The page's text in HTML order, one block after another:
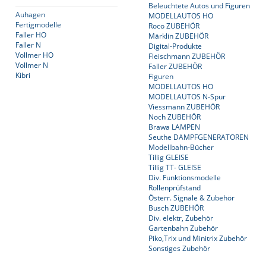
Auhagen
Fertigmodelle
Faller HO
Faller N
Vollmer HO
Vollmer N
Kibri
Beleuchtete Autos und Figuren
MODELLAUTOS HO
Roco ZUBEHÖR
Märklin ZUBEHÖR
Digital-Produkte
Fleischmann ZUBEHÖR
Faller ZUBEHÖR
Figuren
MODELLAUTOS HO
MODELLAUTOS N-Spur
Viessmann ZUBEHÖR
Noch ZUBEHÖR
Brawa LAMPEN
Seuthe DAMPFGENERATOREN
Modellbahn-Bücher
Tillig GLEISE
Tillig TT- GLEISE
Div. Funktionsmodelle
Rollenprüfstand
Österr. Signale & Zubehör
Busch ZUBEHÖR
Div. elektr, Zubehör
Gartenbahn Zubehör
Piko,Trix und Minitrix Zubehör
Sonstiges Zubehör